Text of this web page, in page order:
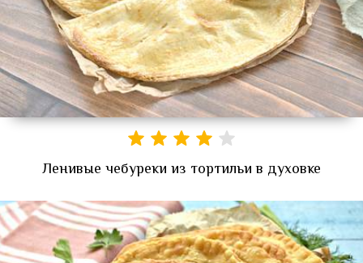
Ленивые чебуреки из тортильи в духовке